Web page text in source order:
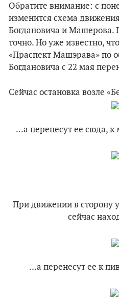
Обратите внимание: с
изменится схема
Богдановича и Машерова.
точно. Но уже известно,
«Праспект Машэрава» по
Богдановича с 22 мая
Сейчас остановка возле
...а перенесут ее сюда, к
При движении в сторону
сейчас
…а перенесут ее к